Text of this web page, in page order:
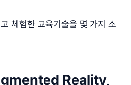
체험한 교육기술을 몇 가지 소
Reality,